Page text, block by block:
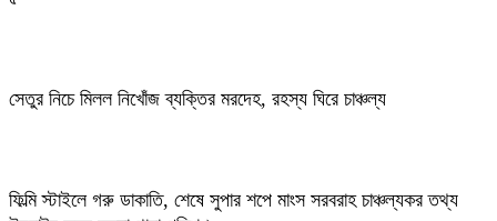
সেতুর নিচে মিলল নিখোঁজ ব্যক্তির মরদেহ, রহস্য ঘিরে চাঞ্চল্য
ফিল্মি স্টাইলে গরু ডাকাতি, শেষে সুপার শপে মাংস সরবরাহ চাঞ্চল্যকর তথ্য